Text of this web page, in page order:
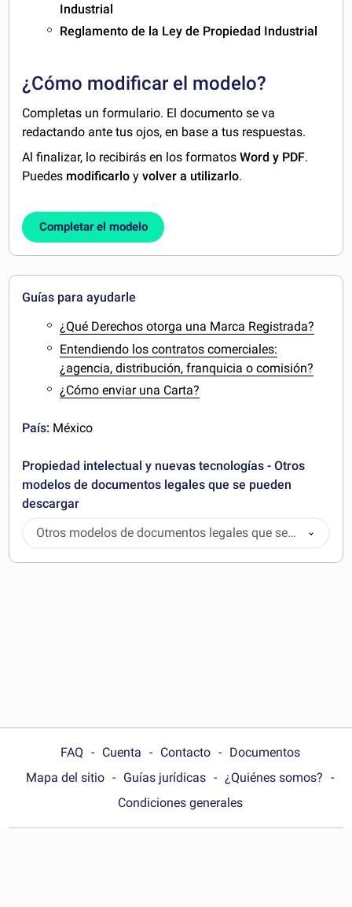
Industrial
Reglamento de la Ley de Propiedad Industrial
¿Cómo modificar el modelo?
Completas un formulario. El documento se va
redactando ante tus ojos, en base a tus respuestas.
Al finalizar, lo recibirás en los formatosWord y PDF.
Puedes modificarlo yvolver a utilizarlo.
Completar el modelo
Guías para ayudarle
¿Qué Derechos otorga una Marca Registrada?
Entendiendo los contratos comerciales:
¿agencia, distribución, franquicia o comisión?
¿Cómo enviar una Carta?
País: México
Propiedad intelectual y nuevas tecnologías - Otros
modelos de documentos legales que se pueden
descargar
Otros modelos de documentos legales que se
pueden descargar
FAQ Cuenta Contacto
Documentos
Mapa del sitio
Guías jurídicas
¿Quiénes somos?
Condiciones generales